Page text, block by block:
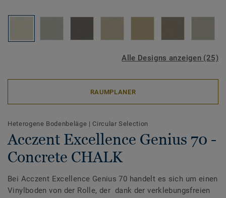
Alle Designs anzeigen (25)
RAUMPLANER
Heterogene Bodenbeläge | Circular Selection
Acczent Excellence Genius 70 -
Concrete CHALK
Bei Acczent Excellence Genius 70 handelt es sich um einen
Vinylboden von der Rolle, der dank der verklebungsfreien